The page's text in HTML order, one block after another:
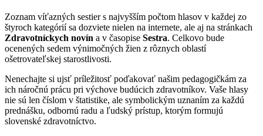
Zoznam víťazných sestier s najvyšším počtom hlasov v každej zo
štyroch kategórií sa dozviete nielen na internete, ale aj na stránkach
Zdravotníckych novín a v časopise Sestra. Celkovo bude
ocenených sedem výnimočných žien z rôznych oblastí
ošetrovateľskej starostlivosti.
Nenechajte si ujsť príležitosť poďakovať našim pedagogičkám za
ich náročnú prácu pri výchove budúcich zdravotníkov. Vaše hlasy
nie sú len číslom v štatistike, ale symbolickým uznaním za každú
prednášku, odbornú radu a ľudský prístup, ktorým formujú
slovenské zdravotníctvo.